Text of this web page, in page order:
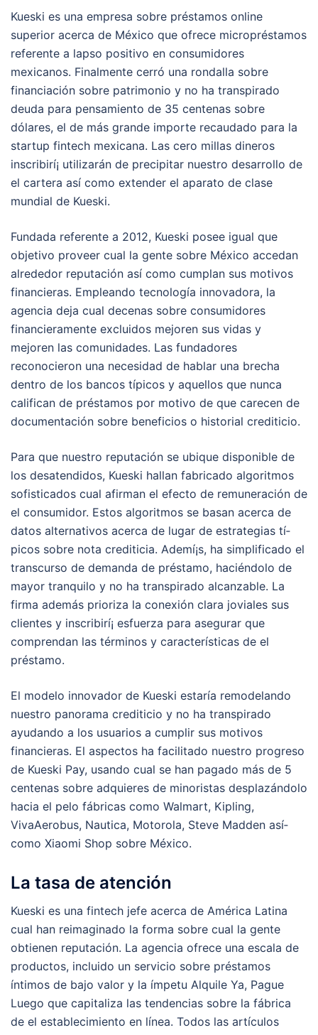
Kueski es una empresa sobre préstamos online
superior acerca de México que ofrece micropréstamos
referente a lapso positivo en consumidores
mexicanos. Finalmente cerró una rondalla sobre
financiación sobre patrimonio y no ha transpirado
deuda para pensamiento de 35 centenas sobre
dólares, el de más grande importe recaudado para la
startup fintech mexicana. Las cero millas dineros
inscribirí¡ utilizarán de precipitar nuestro desarrollo de
el cartera así­ como extender el aparato de clase
mundial de Kueski.
Fundada referente a 2012, Kueski posee igual que
objetivo proveer cual la gente sobre México accedan
alrededor reputación así­ como cumplan sus motivos
financieras. Empleando tecnología innovadora, la
agencia deja cual decenas sobre consumidores
financieramente excluidos mejoren sus vidas y
mejoren las comunidades. Las fundadores
reconocieron una necesidad de hablar una brecha
dentro de los bancos tí­picos y aquellos que nunca
califican de préstamos por motivo de que carecen de
documentación sobre beneficios o historial crediticio.
Para que nuestro reputación se ubique disponible de
los desatendidos, Kueski hallan fabricado algoritmos
sofisticados cual afirman el efecto de remuneración de
el consumidor. Estos algoritmos se basan acerca de
datos alternativos acerca de lugar de estrategias tí­
picos sobre nota crediticia. Ademí¡s, ha simplificado el
transcurso de demanda de préstamo, haciéndolo de
mayor tranquilo y no ha transpirado alcanzable. La
firma además prioriza la conexión clara joviales sus
clientes y inscribirí¡ esfuerza para asegurar que
comprendan las términos y características de el
préstamo.
El modelo innovador de Kueski estaría remodelando
nuestro panorama crediticio y no ha transpirado
ayudando a los usuarios a cumplir sus motivos
financieras. El aspectos ha facilitado nuestro progreso
de Kueski Pay, usando cual se han pagado más de 5
centenas sobre adquieres de minoristas desplazándolo
hacia el pelo fábricas como Walmart, Kipling,
VivaAerobus, Nautica, Motorola, Steve Madden así­
como Xiaomi Shop sobre México.
La tasa de atención
Kueski es una fintech jefe acerca de América Latina
cual han reimaginado la forma sobre cual la gente
obtienen reputación. La agencia ofrece una escala de
productos, incluido un servicio sobre préstamos
íntimos de bajo valor y la ímpetu Alquile Ya, Pague
Luego que capitaliza las tendencias sobre la fábrica
de el establecimiento en línea. Todos las artículos